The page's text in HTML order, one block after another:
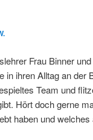
Frau Binner
in ihren Alltag an der
Team und
Hört doch gerne
haben und